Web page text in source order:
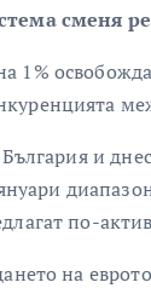
сменя
1%
и
по-
на